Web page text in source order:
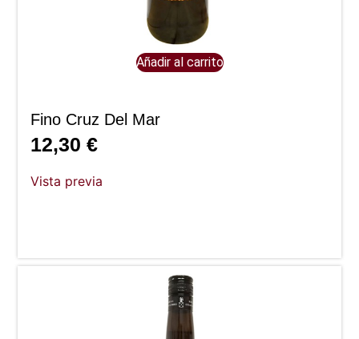
Añadir al carrito
Fino Cruz Del Mar
12,30€
Vista previa